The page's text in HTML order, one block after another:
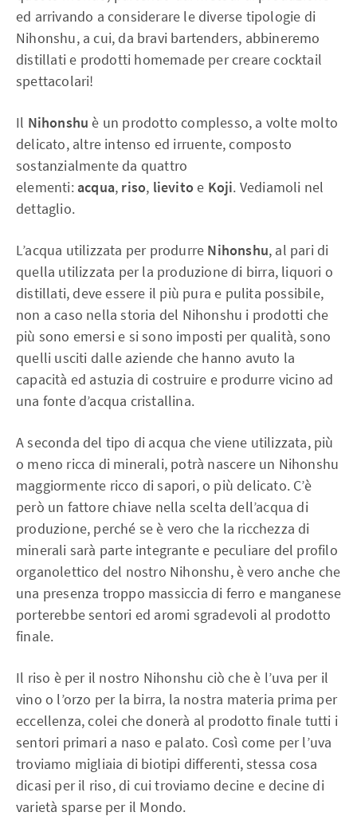
ed arrivando a considerare le diverse tipologie di
Nihonshu, a cui, da bravi bartenders, abbineremo
distillati e prodotti homemade per creare cocktail
spettacolari!
Il Nihonshu è un prodotto complesso, a volte molto
delicato, altre intenso ed irruente, composto
sostanzialmente da quattro
elementi: acqua, riso, lievito e Koji. Vediamoli nel
dettaglio.
L’acqua utilizzata per produrre Nihonshu, al pari di
quella utilizzata per la produzione di birra, liquori o
distillati, deve essere il più pura e pulita possibile,
non a caso nella storia del Nihonshu i prodotti che
più sono emersi e si sono imposti per qualità, sono
quelli usciti dalle aziende che hanno avuto la
capacità ed astuzia di costruire e produrre vicino ad
una fonte d’acqua cristallina.
A seconda del tipo di acqua che viene utilizzata, più
o meno ricca di minerali, potrà nascere un Nihonshu
maggiormente ricco di sapori, o più delicato. C’è
però un fattore chiave nella scelta dell’acqua di
produzione, perché se è vero che la ricchezza di
minerali sarà parte integrante e peculiare del profilo
organolettico del nostro Nihonshu, è vero anche che
una presenza troppo massiccia di ferro e manganese
porterebbe sentori ed aromi sgradevoli al prodotto
finale.
Il riso è per il nostro Nihonshu ciò che è l’uva per il
vino o l’orzo per la birra, la nostra materia prima per
eccellenza, colei che donerà al prodotto finale tutti i
sentori primari a naso e palato. Così come per l’uva
troviamo migliaia di biotipi differenti, stessa cosa
dicasi per il riso, di cui troviamo decine e decine di
varietà sparse per il Mondo.